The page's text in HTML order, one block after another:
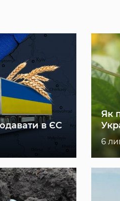
в ЄС
Як
6